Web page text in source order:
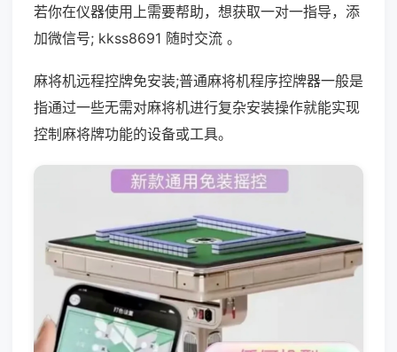
若你在仪器使用上需要帮助，想获取一对一指导，添
加微信号; kkss8691 随时交流 。
麻将机远程控牌免安装;普通麻将机程序控牌器一般是
指通过一些无需对麻将机进行复杂安装操作就能实现
控制麻将牌功能的设备或工具。